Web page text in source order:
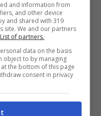
calcio – Stopandgoal.net
con il movimento
erboso, possono
Insomma, la
ormai
and information from
and other device
and shared with 319
site. We and our partners
List of partners.
data on the basis
object to by managing
the bottom of this page
consent in privacy